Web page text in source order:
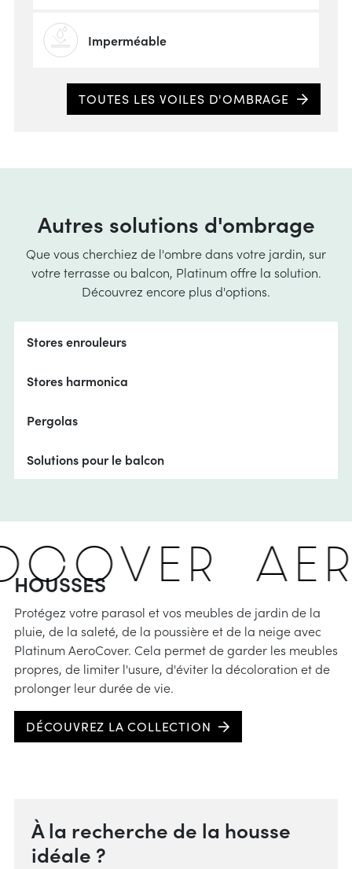
Imperméable
TOUTES LES VOILES D'OMBRAGE
Autres solutions d'ombrage
Que vous cherchiez de l'ombre dans votre jardin, sur
votre terrasse ou balcon, Platinum offre la solution.
Découvrez encore plus d'options.
Stores enrouleurs
Stores harmonica
Pergolas
Solutions pour le balcon
HOUSSES
Protégez votre parasol et vos meubles de jardin de la
pluie, de la saleté, de la poussière et de la neige avec
Platinum AeroCover. Cela permet de garder les meubles
propres, de limiter l'usure, d'éviter la décoloration et de
prolonger leur durée de vie.
DÉCOUVREZ LA COLLECTION
À la recherche de la housse
idéale ?